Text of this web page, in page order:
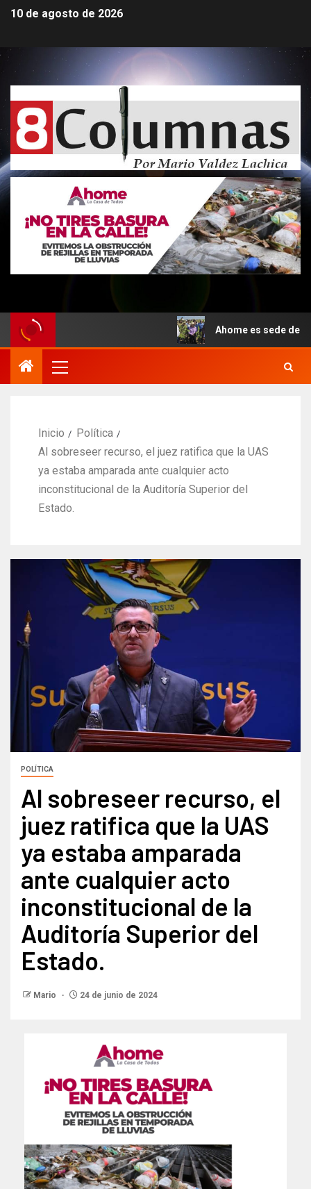
10 de agosto de 2026
Ahome es sede del inicio
Inicio
Política
Al sobreseer recurso, el juez ratifica que la UAS
ya estaba amparada ante cualquier acto
inconstitucional de la Auditoría Superior del
Estado.
POLÍTICA
Al sobreseer recurso, el
juez ratifica que la UAS
ya estaba amparada
ante cualquier acto
inconstitucional de la
Auditoría Superior del
Estado.
Mario 24 de junio de 2024